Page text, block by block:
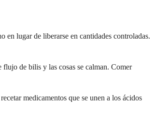
en lugar de liberarse en cantidades controladas.
flujo de bilis y las cosas se calman. Comer
medicamentos que se unen a los ácidos